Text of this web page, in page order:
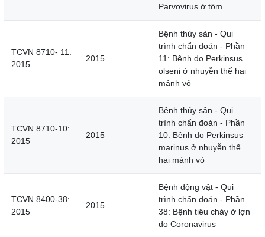
Parvovirus ở tôm
TCVN 8710- 11:
2015
2015
Bệnh thủy sản - Qui
trình chẩn đoán - Phần
11: Bệnh do Perkinsus
olseni ở nhuyễn thể hai
mảnh vỏ
TCVN 8710-10:
2015
2015
Bệnh thủy sản - Qui
trình chẩn đoán - Phần
10: Bệnh do Perkinsus
marinus ở nhuyễn thể
hai mảnh vỏ
TCVN 8400-38:
2015
2015
Bệnh động vật - Qui
trình chẩn đoán - Phần
38: Bệnh tiêu chảy ở lợn
do Coronavirus